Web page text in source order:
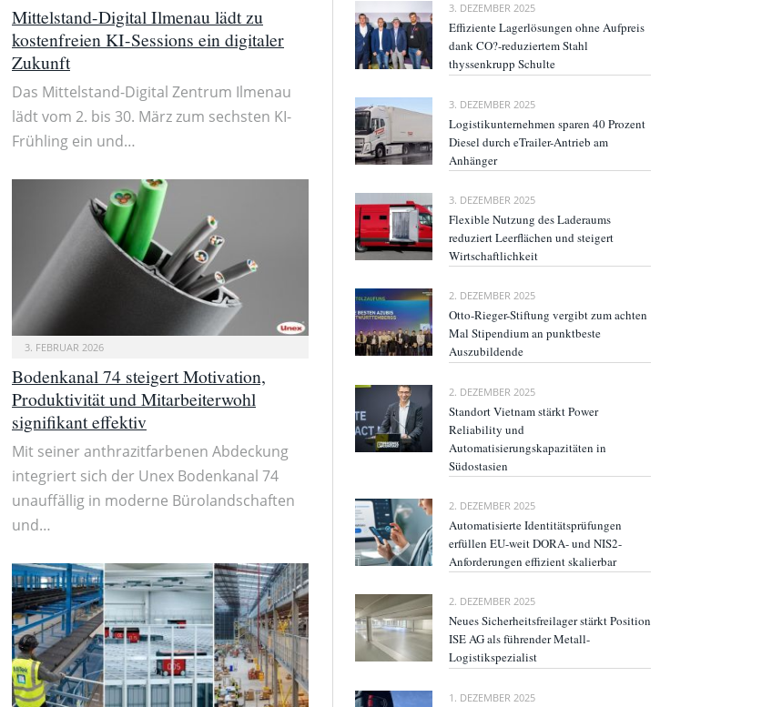
Mittelstand-Digital Ilmenau lädt zu
kostenfreien KI-Sessions ein digitaler
Zukunft
Das Mittelstand-Digital Zentrum Ilmenau
lädt vom 2. bis 30. März zum sechsten KI-
Frühling ein und…
3. FEBRUAR 2026
Bodenkanal 74 steigert Motivation,
Produktivität und Mitarbeiterwohl
signifikant effektiv
Mit seiner anthrazitfarbenen Abdeckung
integriert sich der Unex Bodenkanal 74
unauffällig in moderne Bürolandschaften
und…
3. DEZEMBER 2025
Effiziente Lagerlösungen ohne Aufpreis
dank CO?-reduziertem Stahl
thyssenkrupp Schulte
3. DEZEMBER 2025
Logistikunternehmen sparen 40 Prozent
Diesel durch eTrailer-Antrieb am
Anhänger
3. DEZEMBER 2025
Flexible Nutzung des Laderaums
reduziert Leerflächen und steigert
Wirtschaftlichkeit
2. DEZEMBER 2025
Otto-Rieger-Stiftung vergibt zum achten
Mal Stipendium an punktbeste
Auszubildende
2. DEZEMBER 2025
Standort Vietnam stärkt Power
Reliability und
Automatisierungskapazitäten in
Südostasien
2. DEZEMBER 2025
Automatisierte Identitätsprüfungen
erfüllen EU-weit DORA- und NIS2-
Anforderungen effizient skalierbar
2. DEZEMBER 2025
Neues Sicherheitsfreilager stärkt Position
ISE AG als führender Metall-
Logistikspezialist
1. DEZEMBER 2025